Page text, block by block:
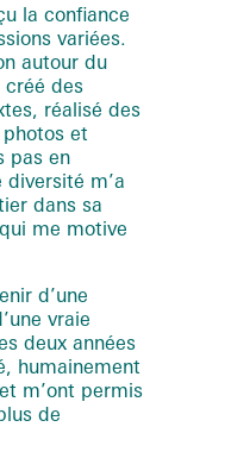
la confiance
variées.
autour du
des
réalisé des
et
pas en
m’a
dans sa
me motive
d’une
vraie
deux années
humainement
m’ont permis
de